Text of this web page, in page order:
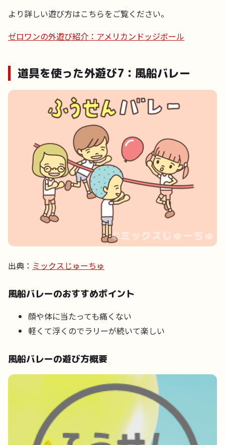
より詳しい遊び方はこちらをご覧ください。
ゼロワンの外遊び紹介：アメリカンドッジボール
道具を使った外遊び7：風船バレー
出典： ミックスじゅーちゅ
風船バレーのおすすめポイント
顔や体に当たっても痛くない
軽くて浮くのでラリーが続いて楽しい
風船バレーの遊び方概要